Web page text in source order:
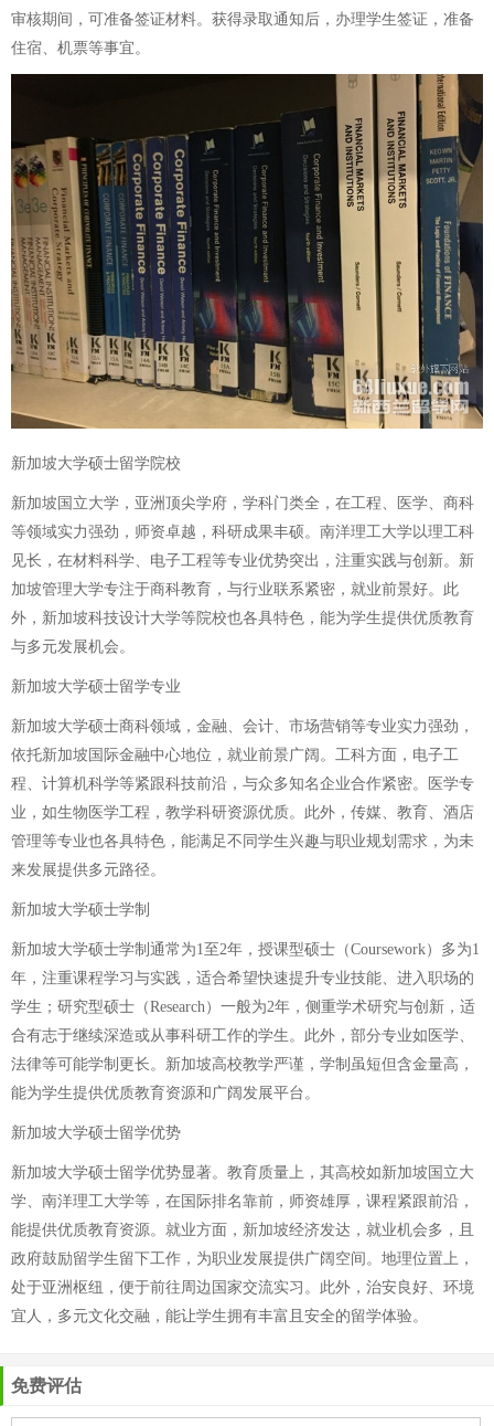
审核期间，可准备签证材料。获得录取通知后，办理学生签证，准备
住宿、机票等事宜。
新加坡大学硕士留学院校
新加坡国立大学，亚洲顶尖学府，学科门类全，在工程、医学、商科
等领域实力强劲，师资卓越，科研成果丰硕。南洋理工大学以理工科
见长，在材料科学、电子工程等专业优势突出，注重实践与创新。新
加坡管理大学专注于商科教育，与行业联系紧密，就业前景好。此
外，新加坡科技设计大学等院校也各具特色，能为学生提供优质教育
与多元发展机会。
新加坡大学硕士留学专业
新加坡大学硕士商科领域，金融、会计、市场营销等专业实力强劲，
依托新加坡国际金融中心地位，就业前景广阔。工科方面，电子工
程、计算机科学等紧跟科技前沿，与众多知名企业合作紧密。医学专
业，如生物医学工程，教学科研资源优质。此外，传媒、教育、酒店
管理等专业也各具特色，能满足不同学生兴趣与职业规划需求，为未
来发展提供多元路径。
新加坡大学硕士学制
新加坡大学硕士学制通常为1至2年，授课型硕士（Coursework）多为1
年，注重课程学习与实践，适合希望快速提升专业技能、进入职场的
学生；研究型硕士（Research）一般为2年，侧重学术研究与创新，适
合有志于继续深造或从事科研工作的学生。此外，部分专业如医学、
法律等可能学制更长。新加坡高校教学严谨，学制虽短但含金量高，
能为学生提供优质教育资源和广阔发展平台。
新加坡大学硕士留学优势
新加坡大学硕士留学优势显著。教育质量上，其高校如新加坡国立大
学、南洋理工大学等，在国际排名靠前，师资雄厚，课程紧跟前沿，
能提供优质教育资源。就业方面，新加坡经济发达，就业机会多，且
政府鼓励留学生留下工作，为职业发展提供广阔空间。地理位置上，
处于亚洲枢纽，便于前往周边国家交流实习。此外，治安良好、环境
宜人，多元文化交融，能让学生拥有丰富且安全的留学体验。
免费评估